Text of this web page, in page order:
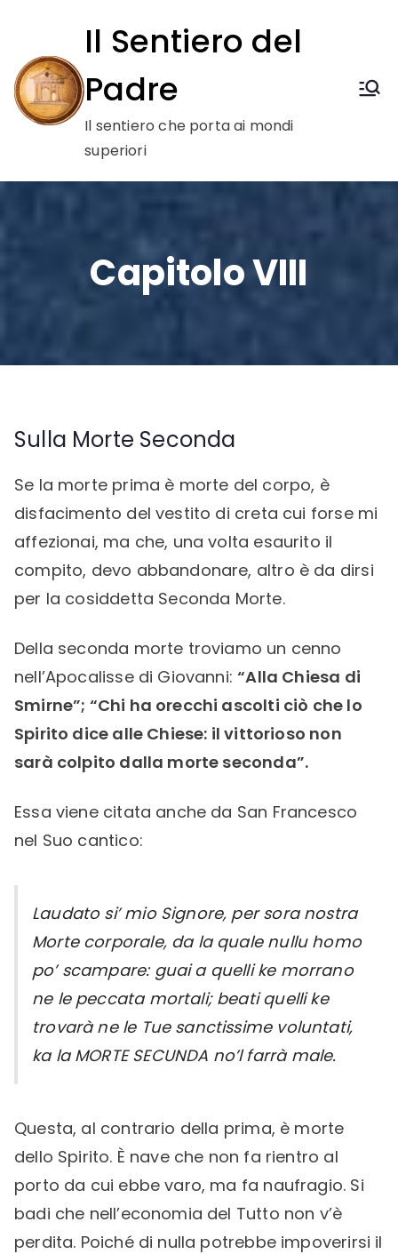
contenuto
Il Sentiero del
Padre
Il sentiero che porta ai mondi
superiori
Capitolo VIII
Sulla Morte Seconda
Se la morte prima è morte del corpo, è
disfacimento del vestito di creta cui forse mi
affezionai, ma che, una volta esaurito il
compito, devo abbandonare, altro è da dirsi
per la cosiddetta Seconda Morte.
Della seconda morte troviamo un cenno
nell’Apocalisse di Giovanni:“Alla Chiesa di
Smirne”; “Chi ha orecchi ascolti ciò che lo
Spirito dice alle Chiese: il vittorioso non
sarà colpito dalla morte seconda”.
Essa viene citata anche da San Francesco
nel Suo cantico:
Laudato si’ mio Signore, per sora nostra
Morte corporale, da la quale nullu homo
po’ scampare: guai a quelli ke morrano
ne le peccata mortali; beati quelli ke
trovarà ne le Tue sanctissime voluntati,
ka la MORTE SECUNDA no’l farrà male.
Questa, al contrario della prima, è morte
dello Spirito. È nave che non fa rientro al
porto da cui ebbe varo, ma fa naufragio. Si
badi che nell’economia del Tutto non v’è
perdita. Poiché di nulla potrebbe impoverirsi il